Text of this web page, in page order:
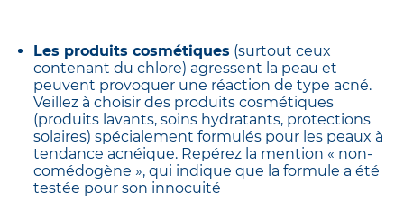
Les produits cosmétiques (surtout ceux
contenant du chlore) agressent la peau et
peuvent provoquer une réaction de type acné.
Veillez à choisir des produits cosmétiques
(produits lavants, soins hydratants, protections
solaires) spécialement formulés pour les peaux à
tendance acnéique. Repérez la mention « non-
comédogène », qui indique que la formule a été
testée pour son innocuité